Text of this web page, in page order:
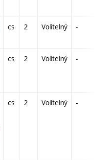
cs 2 Volitelný -
cs 2 Volitelný -
cs 2 Volitelný -